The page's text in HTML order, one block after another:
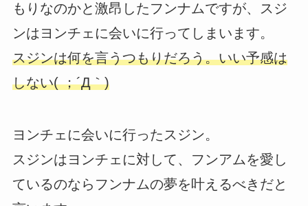
もりなのかと激昂したフンナムですが、スジ
ンはヨンチェに会いに行ってしまいます。
スジンは何を言うつもりだろう。いい予感は
しない( ；´Д｀)
ヨンチェに会いに行ったスジン。
スジンはヨンチェに対して、フンアムを愛し
ているのならフンナムの夢を叶えるべきだと